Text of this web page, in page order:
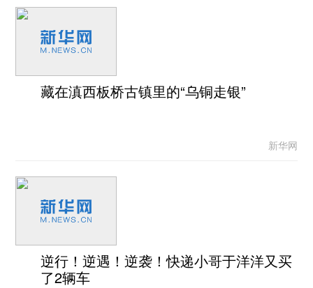
藏在滇西板桥古镇里的“乌铜走银”
新华网
逆行！逆遇！逆袭！快递小哥于洋洋又买
了2辆车